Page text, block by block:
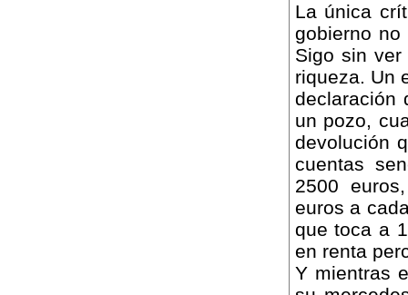
La única
gobierno
Sigo sin
riqueza. Un
declaración
un pozo,
devolución
cuentas
2500
euros a
que toca a
en renta
Y mientras